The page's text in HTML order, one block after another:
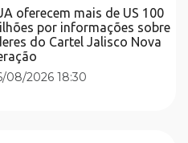
oferecem mais de US 100
por informações sobre
do Cartel Jalisco Nova
08/2026 18:30